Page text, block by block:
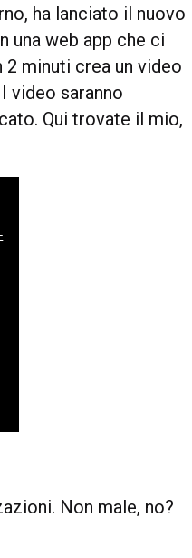
ha lanciato il nuovo
una web app che ci
2 minuti crea un video
video saranno
Qui trovate il mio,
Non male, no?